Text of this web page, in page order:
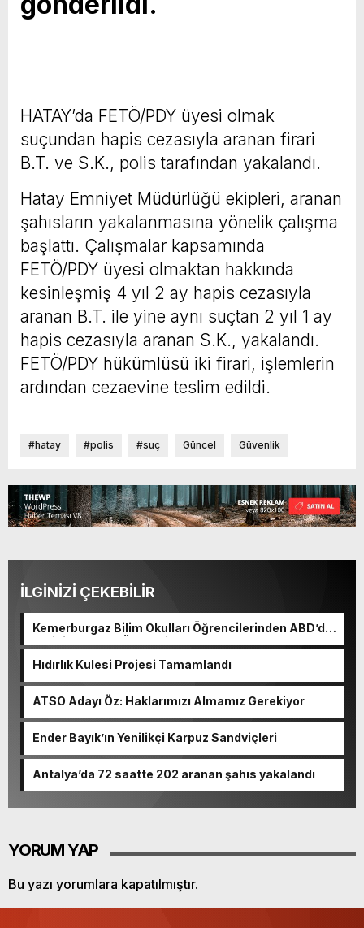
HATAY’da FETÖ/PDY üyesi olmak
suçundan hapis cezasıyla aranan firari
B.T. ve S.K., polis tarafından yakalandı.
Hatay Emniyet Müdürlüğü ekipleri, aranan
şahısların yakalanmasına yönelik çalışma
başlattı. Çalışmalar kapsamında
FETÖ/PDY üyesi olmaktan hakkında
kesinleşmiş 4 yıl 2 ay hapis cezasıyla
aranan B.T. ile yine aynı suçtan 2 yıl 1 ay
hapis cezasıyla aranan S.K., yakalandı.
FETÖ/PDY hükümlüsü iki firari, işlemlerin
ardından cezaevine teslim edildi.
#hatay #polis #suç Güncel Güvenlik
İLGİNİZİ ÇEKEBİLİR
Kemerburgaz Bilim Okulları Öğrencilerinden ABD’de
Tarihi Başarı: 6 Öğrenci 14 Madalya Kazandı
Hıdırlık Kulesi Projesi Tamamlandı
ATSO Adayı Öz: Haklarımızı Almamız Gerekiyor
Ender Bayık’ın Yenilikçi Karpuz Sandviçleri
Antalya’da 72 saatte 202 aranan şahıs yakalandı
YORUM YAP
Bu yazı yorumlara kapatılmıştır.